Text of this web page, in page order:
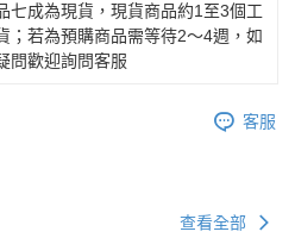
七成為現貨，現貨商品約1至3個工
；若為預購商品需等待2～4週，如
問歡迎詢問客服
客服
查看全部